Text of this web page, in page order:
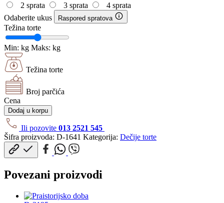
2 sprata
3 sprata
4 sprata
Odaberite ukus
Raspored spratova
Težina torte
Min: kg Maks: kg
Težina torte
Broj parčića
Cena
Dodaj u korpu
Ili pozovite 013 2521 545
Šifra proizvoda: D-1641 Kategorija: Dečije torte
Povezani proizvodi